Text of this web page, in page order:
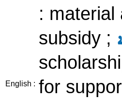
English :
: material
subsidy ;
for